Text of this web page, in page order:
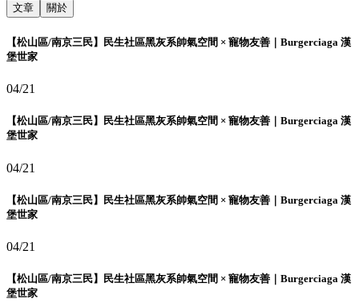
文章 關於
【松山區/南京三民】民生社區黑灰系帥氣空間 × 寵物友善｜Burgerciaga 漢
堡世家
04/21
【松山區/南京三民】民生社區黑灰系帥氣空間 × 寵物友善｜Burgerciaga 漢
堡世家
04/21
【松山區/南京三民】民生社區黑灰系帥氣空間 × 寵物友善｜Burgerciaga 漢
堡世家
04/21
【松山區/南京三民】民生社區黑灰系帥氣空間 × 寵物友善｜Burgerciaga 漢
堡世家